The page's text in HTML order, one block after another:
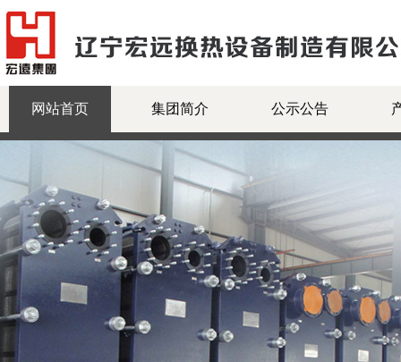
网站首页 集团简介 公示公告